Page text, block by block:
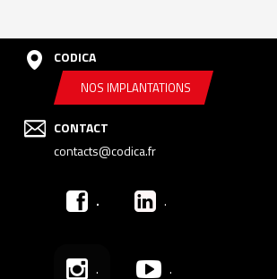
CODICA
NOS IMPLANTATIONS
CONTACT
contacts@codica.fr
. .
. .